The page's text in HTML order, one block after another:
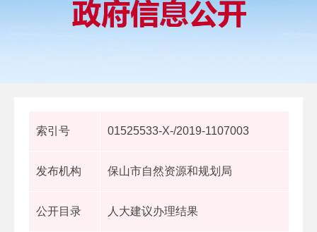
索引号 01525533-X-/2019-1107003
发布机构 保山市自然资源和规划局
公开目录 人大建议办理结果